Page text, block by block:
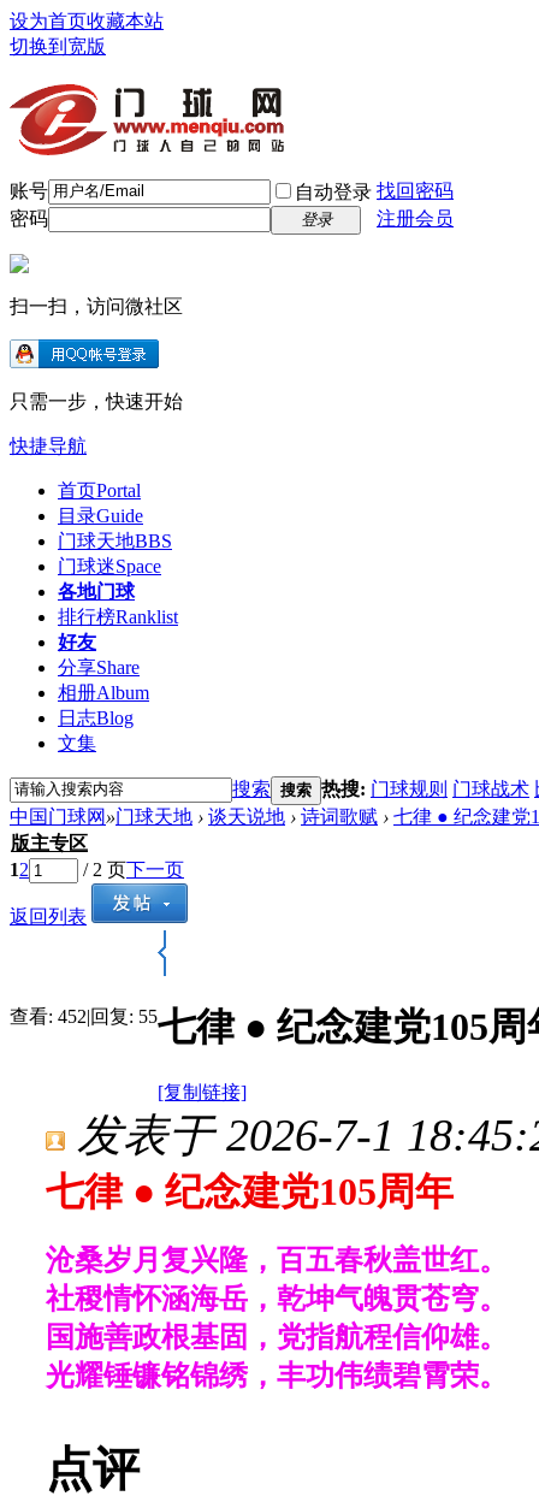
设为首页收藏本站
切换到宽版
账号 自动登录 找回密码
密码
登录 注册会员
扫一扫，访问微社区
只需一步，快速开始
快捷导航
首页Portal
目录Guide
门球天地BBS
门球迷Space
各地门球
排行榜Ranklist
好友
分享Share
相册Album
日志Blog
文集
搜索 搜索 热搜: 门球规则 门球战术
中国门球网 »门球天地 › 谈天说地 › 诗词歌赋 › 七律 ● 纪念建党
版主专区
12 / 2 页下一页
返回列表
查看: 452|回复: 55七律 ● 纪念建党105周
[复制链接]
发表于 2026-7-1
七律 ● 纪念建党105周年
沧桑岁月复兴隆，百五春秋盖世红。
社稷情怀涵海岳，乾坤气魄贯苍穹。
国施善政根基固，党指航程信仰雄。
光耀锤镰铭锦绣，丰功伟绩碧霄荣。
点评